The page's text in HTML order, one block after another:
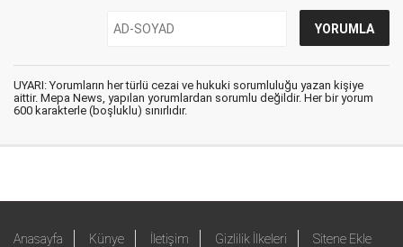
UYARI: Yorumların her türlü cezai ve hukuki sorumluluğu yazan kişiye
aittir. Mepa News, yapılan yorumlardan sorumlu değildir. Her bir yorum
600 karakterle (boşluklu) sınırlıdır.
Anasayfa Künye İletişim Gizlilik İlkeleri Sitene Ekle